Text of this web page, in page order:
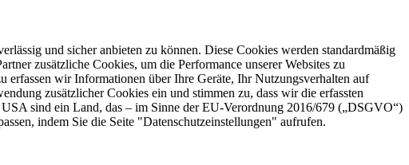
und sicher anbieten zu können. Diese Cookies werden standardmäßig
zusätzliche Cookies, um die Performance unserer Websites zu
erfassen wir Informationen über Ihre Geräte, Ihr Nutzungsverhalten auf
zusätzlicher Cookies ein und stimmen zu, dass wir die erfassten
sind ein Land, das – im Sinne der EU-Verordnung 2016/679 („DSGVO“)
indem Sie die Seite "Datenschutzeinstellungen" aufrufen.